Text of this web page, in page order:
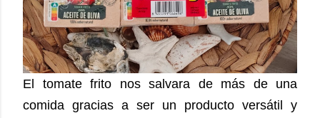
El tomate frito nos salvara de más de una
comida gracias a ser un producto versátil y